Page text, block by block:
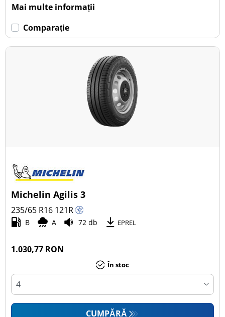
Mai multe informații
Comparaţie
Michelin Agilis 3
235/65 R16 121R
B A 72 db EPREL
1.030,77 RON
În stoc
CUMPĂRĂ